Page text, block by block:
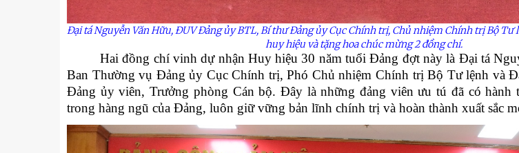
Đại tá Nguyễn Văn Hữu, ĐUV ĐảngủyBTL, Bí thư ĐảngủyCục Chính trị, Chủ nhiệm Chính trị Bộ Tư
huy hiệu và tặng hoa chúc mừng 2 đồng chí.
Hai đồng chí vinh dự nhận Huy hiệu 30 năm tuổi Đảng đợt này là Đại tá
Ban Thường vụ Đảng ủy Cục Chính trị, Phó Chủ nhiệm Chính trị Bộ Tư lệnh và
Đảng ủy viên, Trưởng phòng Cán bộ. Đây là những đảng viên ưu tú đã có hành
trong hàng ngũ của Đảng, luôn giữ vững bản lĩnh chính trị và hoàn thành xuất sắc